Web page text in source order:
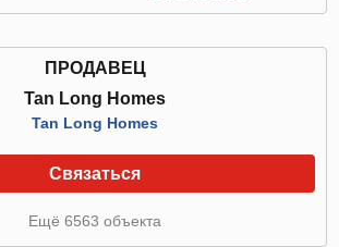
ПРОДАВЕЦ
Tan Long Homes
Tan Long Homes
Связаться
Ещё 6563 объекта